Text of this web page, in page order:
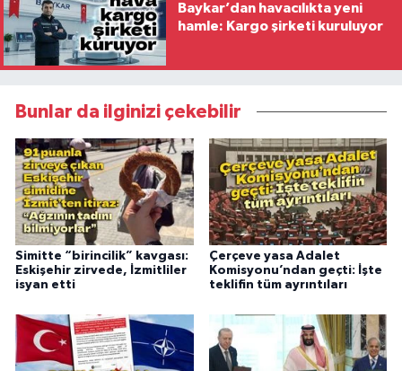
Baykar’dan havacılıkta yeni
hamle: Kargo şirketi kuruluyor
Bunlar da ilginizi çekebilir
Simitte “birincilik” kavgası:
Eskişehir zirvede, İzmitliler
isyan etti
Çerçeve yasa Adalet
Komisyonu’ndan geçti: İşte
teklifin tüm ayrıntıları